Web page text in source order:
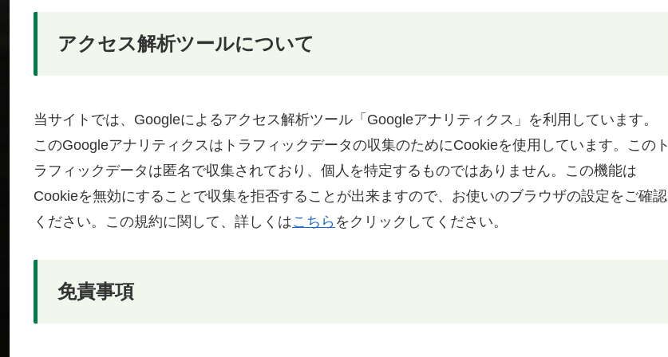
アクセス解析ツールについて
当サイトでは、Googleによるアクセス解析ツール「Googleアナリティクス」を利用しています。
このGoogleアナリティクスはトラフィックデータの収集のためにCookieを使用しています。このト
ラフィックデータは匿名で収集されており、個人を特定するものではありません。この機能は
Cookieを無効にすることで収集を拒否することが出来ますので、お使いのブラウザの設定をご確認
ください。この規約に関して、詳しくはこちら をクリックしてください。
免責事項